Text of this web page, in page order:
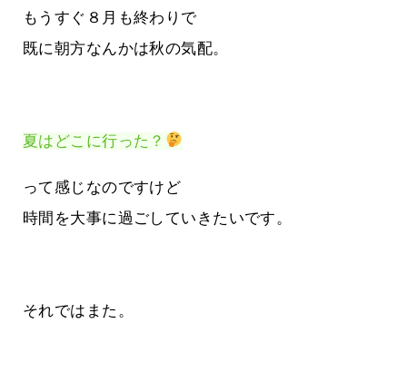
もうすぐ８月も終わりで
既に朝方なんかは秋の気配。
夏はどこに行った？
って感じなのですけど
時間を大事に過ごしていきたいです。
それではまた。